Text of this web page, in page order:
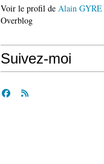
Voir le profil de Alain GYRE
Overblog
Suivez-moi